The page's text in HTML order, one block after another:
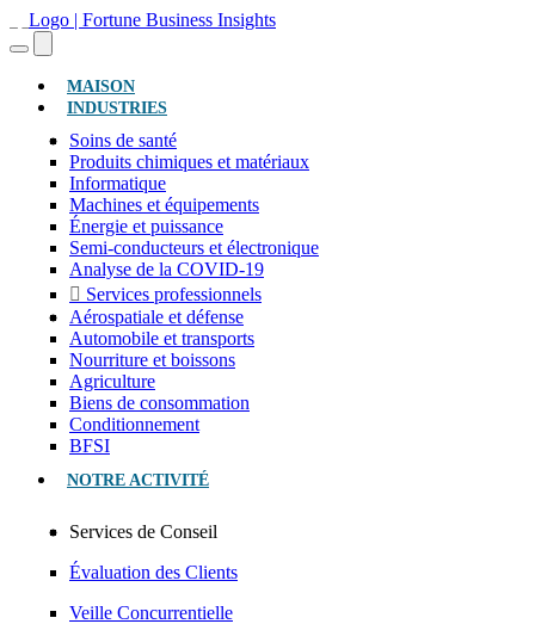
MAISON(ACTUEL)
INDUSTRIES
Soins de santé
Produits chimiques et matériaux
Informatique
Machines et équipements
Énergie et puissance
Semi-conducteurs et électronique
Analyse de la COVID-19
Services professionnels
Aérospatiale et défense
Automobile et transports
Nourriture et boissons
Agriculture
Biens de consommation
Conditionnement
BFSI
NOTRE ACTIVITÉ
Services de Conseil
Évaluation des Clients
Veille Concurrentielle